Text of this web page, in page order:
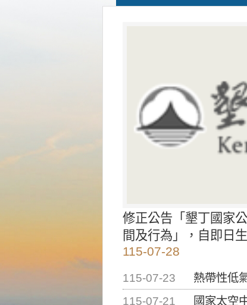
修正公告「墾丁國家
間及行為」，自即日
115-07-28
115-07-23
熱帶性低
115-07-21
國家太空中心為